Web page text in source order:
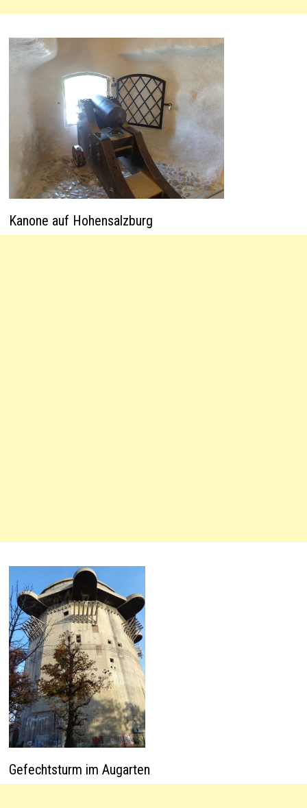
Kanone auf Hohensalzburg
Gefechtsturm im Augarten